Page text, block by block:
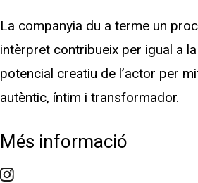
La companyia du a terme un
intèrpret contribueix per igual a
potencial creatiu de l’actor per
autèntic, íntim i transformador.
Més informació